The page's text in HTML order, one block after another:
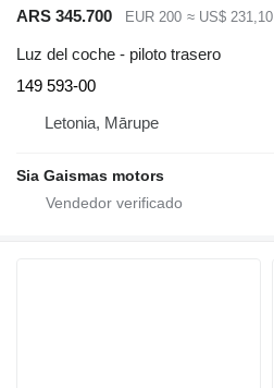
ARS 345.700 EUR 200 ≈ US$ 231,10
Luz del coche - piloto trasero
149 593-00
Letonia, Mārupe
Sia Gaismas motors